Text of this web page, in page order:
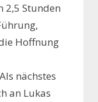
2,5 Stunden
Hoffnung
nächstes
an Lukas